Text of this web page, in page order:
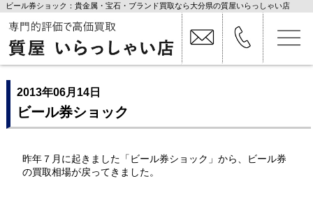
ビール券ショック：貴金属・宝石・ブランド買取なら大分県の質屋いらっしゃい店
2013年06月14日
ビール券ショック
昨年７月に起きました「ビール券ショック」から、ビール券
の買取相場が戻ってきました。